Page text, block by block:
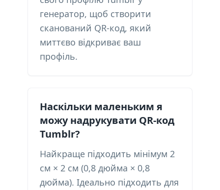
генератор, щоб створити
сканований QR-код, який
миттєво відкриває ваш
профіль.
Наскільки маленьким я
можу надрукувати QR-код
Tumblr?
Найкраще підходить мінімум 2
см × 2 см (0,8 дюйма × 0,8
дюйма). Ідеально підходить для